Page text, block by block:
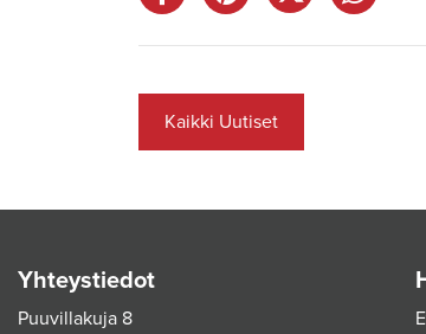
Kaikki Uutiset
Yhteystiedot
Puuvillakuja 8